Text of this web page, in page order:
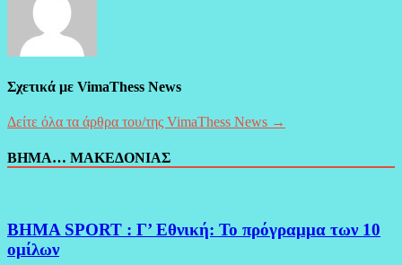
Σχετικά με VimaThess News
Δείτε όλα τα άρθρα του/της VimaThess News →
ΒΗΜΑ… ΜΑΚΕΔΟΝΙΑΣ
BHMA SPORT : Γ’ Εθνική: Το πρόγραμμα των 10
ομίλων